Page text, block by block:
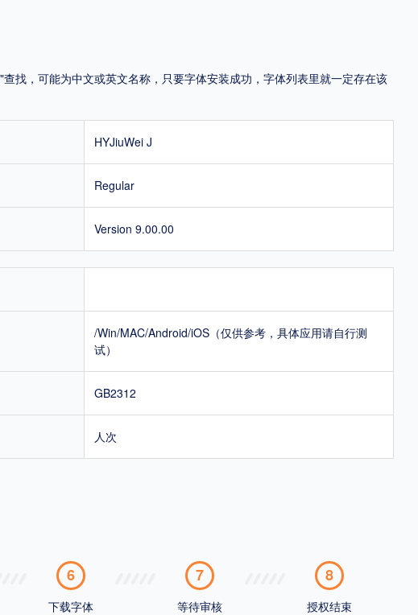
找，可能为中文或英文名称，只要字体安装成功，字体列表里就一定存在该
HYJiuWei J
Regular
Version 9.00.00
/Win/MAC/Android/iOS（仅供参考，具体应用请自行测
试）
GB2312
人次
6
下载字体
7
等待审核
8
授权结束